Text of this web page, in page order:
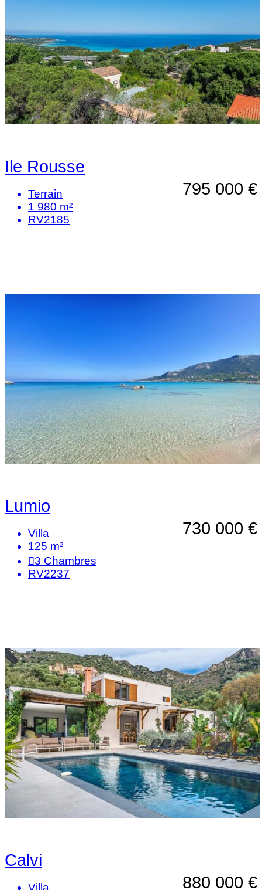
Ile Rousse
795 000 €
Terrain
1 980 m²
RV2185
Lumio
730 000 €
Villa
125 m²
3 Chambres
RV2237
Calvi
880 000 €
Villa